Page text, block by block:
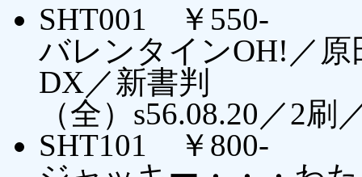
SHT001 ￥550-
バレンタインOH!／原
DX／新書判
（全）s56.08.20／2
SHT101 ￥800-